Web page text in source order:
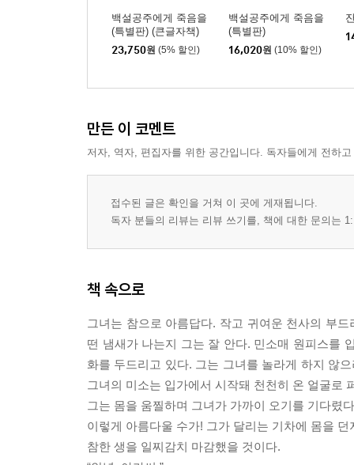
백설공주에게 죽음을
(특별판) (큰글자책)
23,750원 (5% 할인)
백설공주에게 죽음을
(특별판)
16,020원 (10% 할인)
만든 이 코멘트
저자, 역자, 편집자를 위한 공간입니다. 독자들에게 전하
접수된 글은 확인을 거쳐 이 곳에 게재됩니다.
독자 분들의 리뷰는 리뷰 쓰기를, 책에 대한 문의는
책 속으로
그녀는 참으로 아름답다. 작고 귀여운 천사의 부
떤 냄새가 나는지 그는 잘 안다. 민소매 원피스를
화를 두드리고 있다. 그는 그녀를 놀라게 하지 않
그녀의 미소는 입가에서 시작돼 천천히 온 얼굴로
그는 몸을 움찔하며 그녀가 가까이 오기를 기다렸
이렇게 아름다울 수가! 그가 달리는 기차에 몸을
참한 생을 일찌감치 마감했을 것이다.